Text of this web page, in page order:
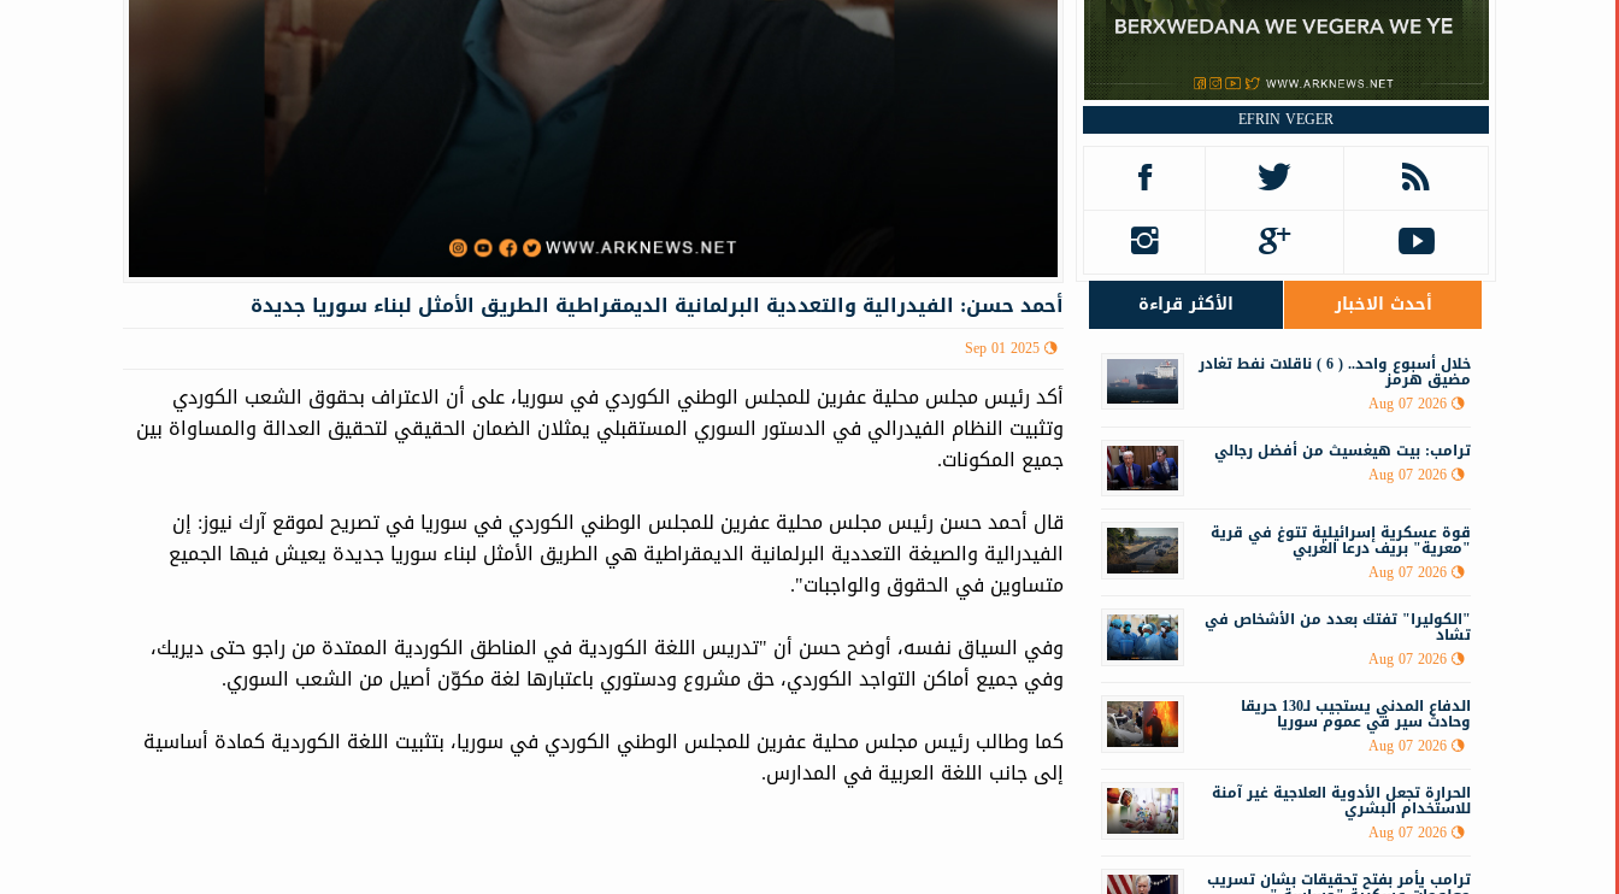
أحمد حسن: الفيدرالية والتعددية البرلمانية الديمقراطية الطريق الأمثل لبناء سوريا جديدة
Sep 01 2025
أكد رئيس مجلس محلية عفرين للمجلس الوطني الكوردي في سوريا، على أن الاعتراف بحقوق الشعب الكوردي
وتثبيت النظام الفيدرالي في الدستور السوري المستقبلي يمثلان الضمان الحقيقي لتحقيق العدالة والمساواة بين
جميع المكونات.
قال أحمد حسن رئيس مجلس محلية عفرين للمجلس الوطني الكوردي في سوريا في تصريح لموقع آرك نيوز: إن
الفيدرالية والصيغة التعددية البرلمانية الديمقراطية هي الطريق الأمثل لبناء سوريا جديدة يعيش فيها الجميع
متساوين في الحقوق والواجبات".
وفي السياق نفسه، أوضح حسن أن "تدريس اللغة الكوردية في المناطق الكوردية الممتدة من راجو حتى ديريك،
وفي جميع أماكن التواجد الكوردي، حق مشروع ودستوري باعتبارها لغة مكوّن أصيل من الشعب السوري.
كما وطالب رئيس مجلس محلية عفرين للمجلس الوطني الكوردي في سوريا، بتثبيت اللغة الكوردية كمادة أساسية
إلى جانب اللغة العربية في المدارس.
EFRIN VEGER
أحدث الاخبار الأكثر قراءة
خلال أسبوع واحد.. ( 6 ) ناقلات نفط تغادر
مضيق هرمز
Aug 07 2026
ترامب: بيت هيغسيث من أفضل رجالي
Aug 07 2026
قوة عسكرية إسرائيلية تتوغ في قرية
"معرية" بريف درعا الغربي
Aug 07 2026
"الكوليرا" تفتك بعدد من الأشخاص في
تشاد
Aug 07 2026
الدفاع المدني يستجيب لـ130 حريقا
وحادث سير في عموم سوريا
Aug 07 2026
الحرارة تجعل الأدوية العلاجية غير آمنة
للاستخدام البشري
Aug 07 2026
ترامب يأمر بفتح تحقيقات بشان تسريب